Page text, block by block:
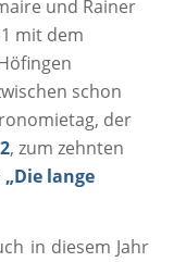
und Rainer
mit dem
schon
der
, zum zehnten
„Die lange
in diesem Jahr